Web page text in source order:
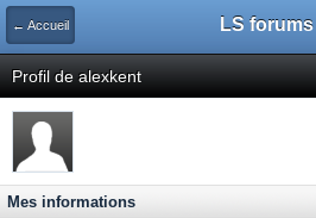
← Accueil LS forums
Profil de alexkent
Mes informations